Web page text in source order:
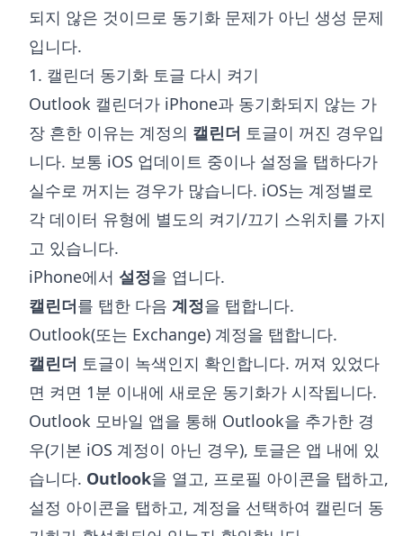
되지 않은 것이므로 동기화 문제가 아닌 생성 문제
입니다.
1. 캘린더 동기화 토글 다시 켜기
Outlook 캘린더가 iPhone과 동기화되지 않는 가
장 흔한 이유는 계정의 캘린더 토글이 꺼진 경우입
니다. 보통 iOS 업데이트 중이나 설정을 탭하다가
실수로 꺼지는 경우가 많습니다. iOS는 계정별로
각 데이터 유형에 별도의 켜기/끄기 스위치를 가지
고 있습니다.
iPhone에서 설정을 엽니다.
캘린더를 탭한 다음 계정을 탭합니다.
Outlook(또는 Exchange) 계정을 탭합니다.
캘린더 토글이 녹색인지 확인합니다. 꺼져 있었다
면 켜면 1분 이내에 새로운 동기화가 시작됩니다.
Outlook 모바일 앱을 통해 Outlook을 추가한 경
우(기본 iOS 계정이 아닌 경우), 토글은 앱 내에 있
습니다. Outlook을 열고, 프로필 아이콘을 탭하고,
설정 아이콘을 탭하고, 계정을 선택하여 캘린더 동